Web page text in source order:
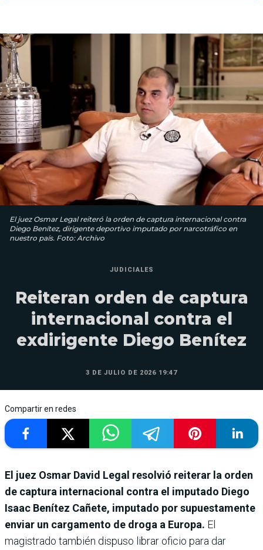
El juez Osmar Legal reiteró la orden de captura internacional contra
Diego Benítez, dirigente deportivo imputado por narcotráfico en
nuestro país. Foto: Archivo
JUDICIALES
Reiteran orden de captura
internacional contra el
exdirigente Diego Benítez
3 DE JULIO DE 2026 19:47
Compartir en redes
El juez Osmar David Legal resolvió reiterar la orden
de captura internacional contra el imputado Diego
Isaac Benítez Cañete, imputado por supuestamente
enviar un cargamento de droga a Europa. El
magistrado también dispuso librar oficio para dar